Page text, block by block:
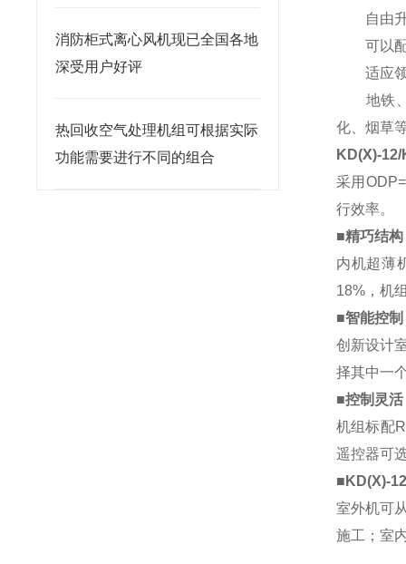
消防柜式离心风机现已全国各地
深受用户好评
热回收空气处理机组可根据实际
功能需要进行不同的组合
自由
可以配
适应
地铁、
化、烟草
KD(X)-
采用
行效率。
■精巧结构
内机超薄
18%，机
■智能控制
创新设计
择其中一
■控制灵活
机组标配
遥控器可
■ KD(X)-
室外机可
施工；室